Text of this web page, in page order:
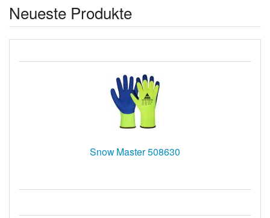
Neueste Produkte
Snow Master 508630